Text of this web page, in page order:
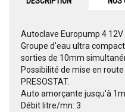
Autoclave Europump 4
Groupe d'eau ultra
sorties de 10mm
Possibilité de mise en
PRESOSTAT.
Auto amorçante jusqu'à
Débit litre/mn: 3